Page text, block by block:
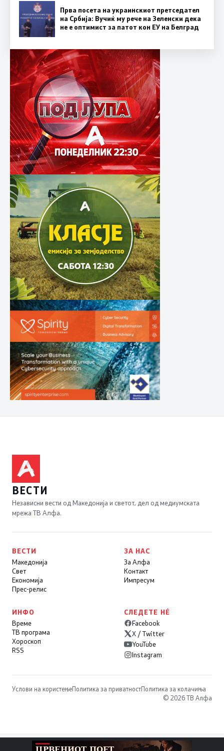
Прва посета на украинскиот претседател
на Србија: Вучиќ му рече на Зеленски дека
не е оптимист за патот кон ЕУ на Белград
ВЕСТИ
Независни вести од Македонија и светот, дел од медиумската
мрежа ТВ Алфа.
ВЕСТИ
Македонија
Свет
Економија
Прес-релис
ЗА НАС
За Алфа
Контакт
Импресум
ИНФО
Време
ТВ програма
Хороскоп
RSS
СЛЕДЕТЕ НÉ
Facebook
X / Twitter
YouTube
Instagram
Услови на користењеПолитика за приватностПолитика за колачиња
© 2026 ТВ Алфа